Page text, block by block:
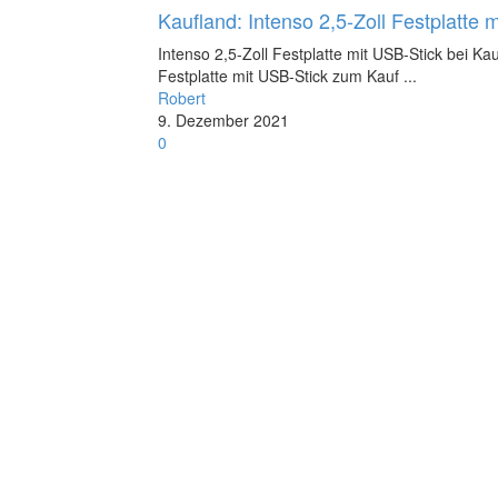
Kaufland: Intenso 2,5-Zoll Festplatte
Intenso 2,5-Zoll Festplatte mit USB-Stick bei
Festplatte mit USB-Stick zum Kauf ...
Robert
9. Dezember 2021
0